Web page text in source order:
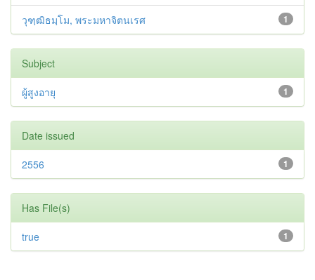
1
วุฑฺฒิธมฺโม, พระมหาจิตนเรศ
Subject
1
ผู้สูงอายุ
Date issued
1
2556
Has File(s)
1
true